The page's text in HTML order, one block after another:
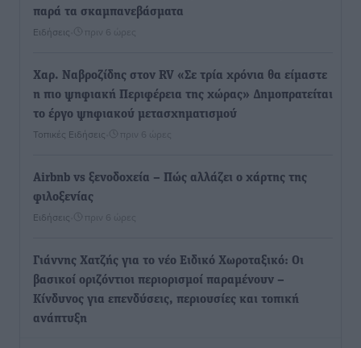
παρά τα σκαμπανεβάσματα
Ειδήσεις πριν 6 ώρες
Χαρ. Ναβροζίδης στον RV «Σε τρία χρόνια θα είμαστε
η πιο ψηφιακή Περιφέρεια της χώρας» Δημοπρατείται
το έργο ψηφιακού μετασχηματισμού
Τοπικές Ειδήσεις πριν 6 ώρες
Airbnb vs ξενοδοχεία – Πώς αλλάζει ο χάρτης της
φιλοξενίας
Ειδήσεις πριν 6 ώρες
Γιάννης Χατζής για το νέο Ειδικό Χωροταξικό: Οι
βασικοί οριζόντιοι περιορισμοί παραμένουν –
Κίνδυνος για επενδύσεις, περιουσίες και τοπική
ανάπτυξη